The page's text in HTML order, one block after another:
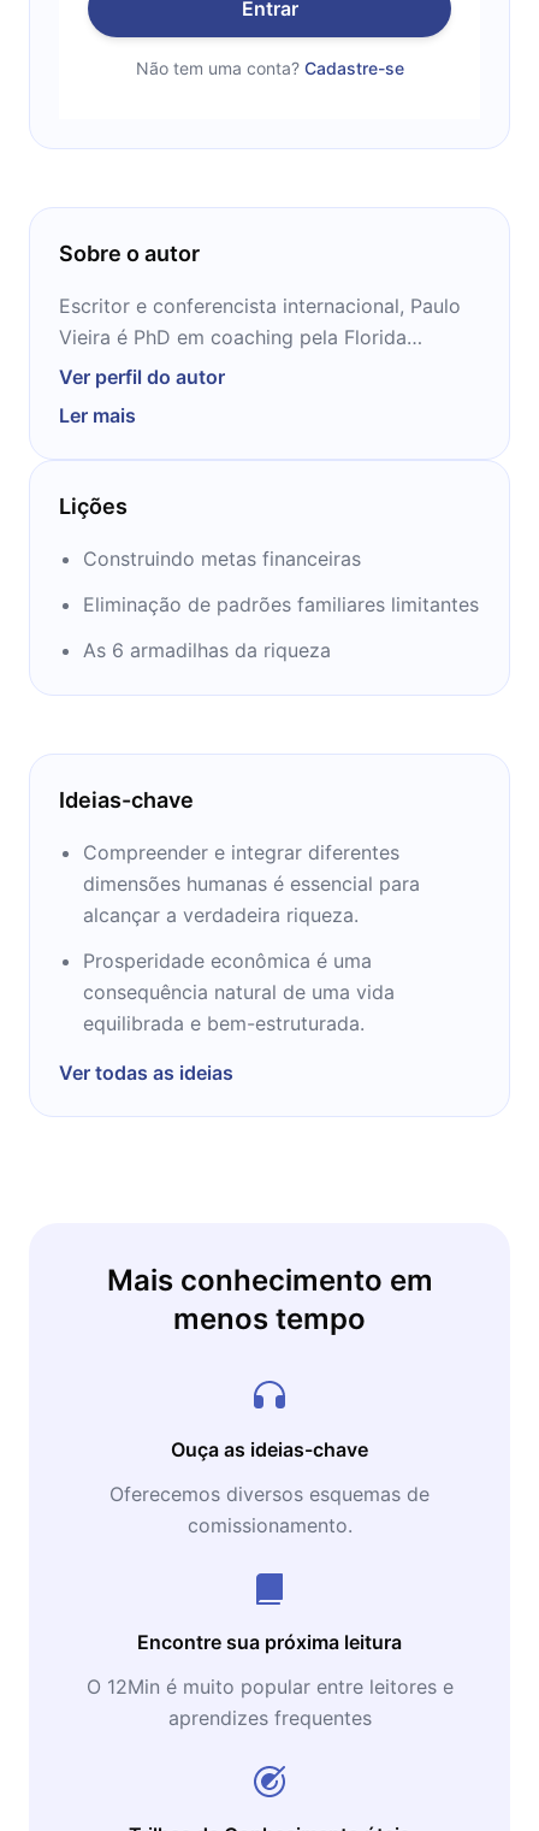
Entrar
Não tem uma conta? Cadastre-se
Sobre o autor
Escritor e conferencista internacional, Paulo
Vieira é PhD em coaching pela Florida
Cristhian University (FCU) e é um dos mais
dos últimos 18 anos, vem acumulando mais
de 10.700 horas em sessões individuais de
coaching. É o criador da revolucionária
metodologia do Coaching Integral Sistêmico
(CIS), que já impactou mais de 250 mil
É um escritor muito respeitado no cenário
coaching da América Latina. Conferencista
palestras para mais de 250 mil pessoas em 4
continentes. O autor já participou de
programas de grande repercussão nacional,
como Mais Você e Encontro com Fátima
Bernardes, onde falou do seu livro O poder
da ação.
Ver perfil do autor
Ler mais
Lições
Construindo metas financeiras
Eliminação de padrões familiares limitantes
As 6 armadilhas da riqueza
Ideias-chave
Compreender e integrar diferentes
dimensões humanas é essencial para
alcançar a verdadeira riqueza.
Prosperidade econômica é uma
consequência natural de uma vida
equilibrada e bem-estruturada.
Ver todas as ideias
Mais conhecimento em
menos tempo
Ouça as ideias-chave
Oferecemos diversos esquemas de
comissionamento.
Encontre sua próxima leitura
O 12Min é muito popular entre leitores e
aprendizes frequentes